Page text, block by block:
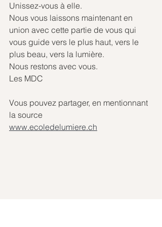
Unissez-vous à elle.
Nous vous laissons maintenant en
union avec cette partie de vous qui
vous guide vers le plus haut, vers le
plus beau, vers la lumière.
Nous restons avec vous.
Les MDC
Vous pouvez partager, en mentionnant
la source
www.ecoledelumiere.ch